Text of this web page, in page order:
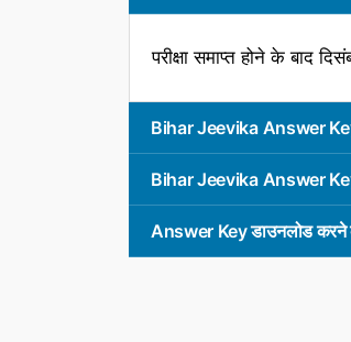
परीक्षा समाप्त होने के बाद
Bihar Jeevika Answer
Bihar Jeevika Answer Key
Answer Key डाउनलोड करने